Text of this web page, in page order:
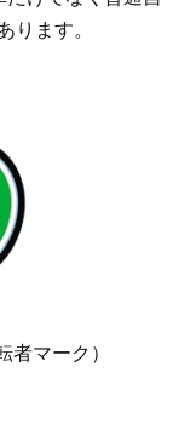
ります。
マーク）